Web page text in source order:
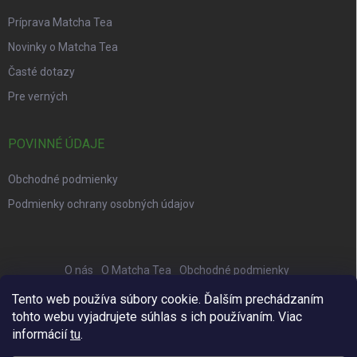
Tento web používa súbory cookie. Ďalším prechádzaním
tohto webu vyjadrujete súhlas s ich používaním. Viac
informáciítu.
Príprava Matcha Tea
Novinky o Matcha Tea
Časté dotazy
Pre verných
POVINNÉ ÚDAJE
Obchodné podmienky
Podmienky ochrany osobných údajov
O nás O Matcha Tea
Obchodné podmienky
Správa osobných údajov
Príprava Veľkoobchod
Recepty
Platba a doprava
Testy Matcha Tea Kontakty